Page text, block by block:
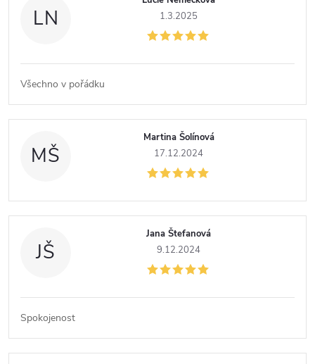
LN
1.3.2025
Všechno v pořádku
MŠ
Martina Šolínová
17.12.2024
JŠ
Jana Štefanová
9.12.2024
Spokojenost